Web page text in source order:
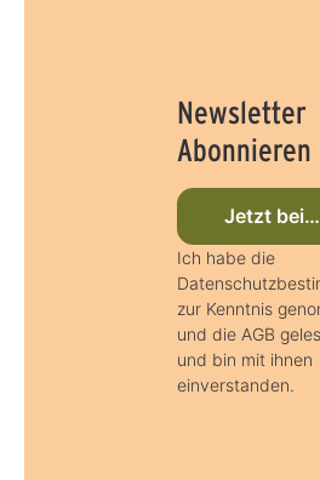
Newsletter
Abonnieren
Jetzt
Ich habe die
zur Kenntnis
und die AGB
und bin mit ihnen
einverstanden.